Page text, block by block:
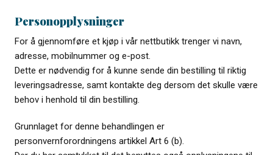
Personopplysninger
For å gjennomføre et kjøp i vår nettbutikk trenger vi navn,
adresse, mobilnummer og e-post.
Dette er nødvendig for å kunne sende din bestilling til riktig
leveringsadresse, samt kontakte deg dersom det skulle være
behov i henhold til din bestilling.
Grunnlaget for denne behandlingen er
personvernforordningens artikkel Art 6 (b).